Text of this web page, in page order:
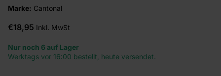
Marke: Cantonal
€18,95 Inkl. MwSt
Nur noch 6 auf Lager
Werktags vor 16:00 bestellt, heute versendet.